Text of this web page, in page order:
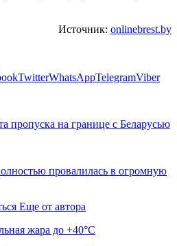
Источник: onlinebrest.by
TwitterWhatsAppTelegramViber
пропуска на границе с Беларусью
провалилась в огромную
Еще от автора
жара до +40°C